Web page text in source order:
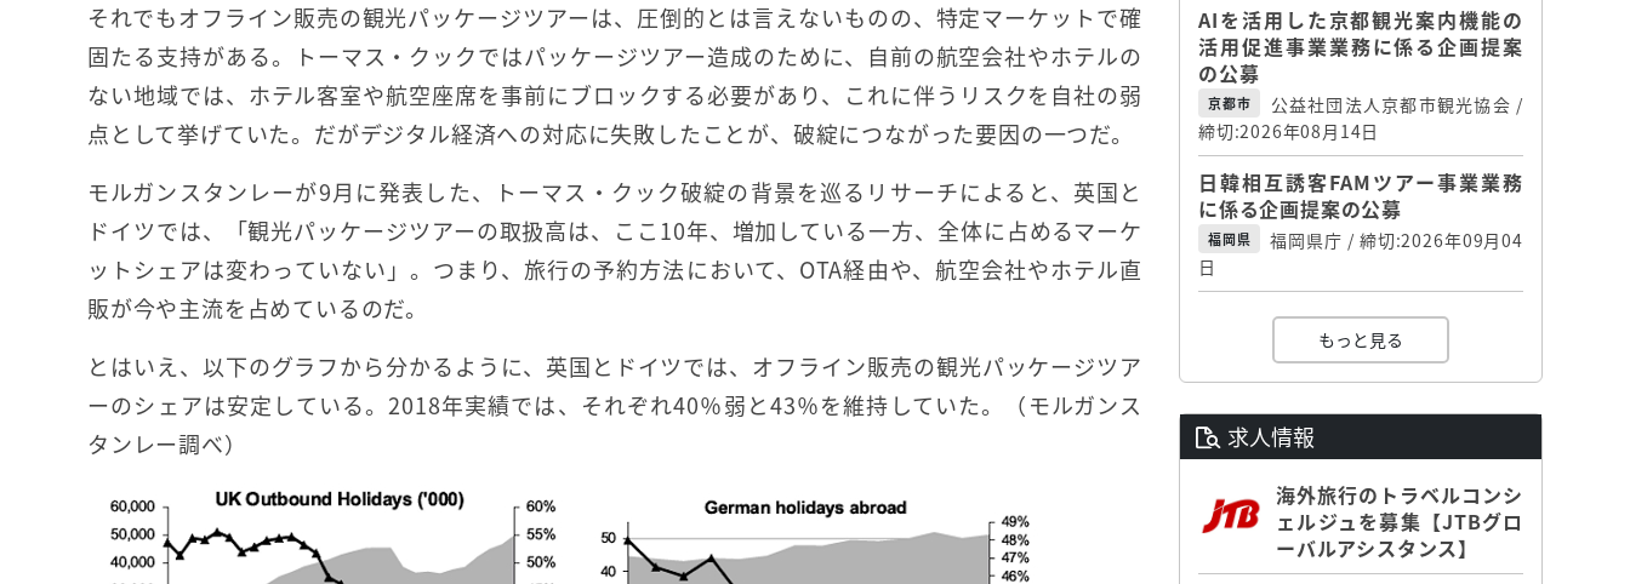
それでもオフライン販売の観光パッケージツアーは、圧倒的とは言えないものの、特定マーケットで確
固たる支持がある。トーマス・クックではパッケージツアー造成のために、自前の航空会社やホテルの
ない地域では、ホテル客室や航空座席を事前にブロックする必要があり、これに伴うリスクを自社の弱
点として挙げていた。だがデジタル経済への対応に失敗したことが、破綻につながった要因の一つだ。
モルガンスタンレーが9月に発表した、トーマス・クック破綻の背景を巡るリサーチによると、英国と
ドイツでは、「観光パッケージツアーの取扱高は、ここ10年、増加している一方、全体に占めるマーケ
ットシェアは変わっていない」。つまり、旅行の予約方法において、OTA経由や、航空会社やホテル直
販が今や主流を占めているのだ。
とはいえ、以下のグラフから分かるように、英国とドイツでは、オフライン販売の観光パッケージツア
ーのシェアは安定している。2018年実績では、それぞれ40％弱と43％を維持していた。（モルガンス
タンレー調べ）
AIを活用した京都観光案内機能の
活用促進事業業務に係る企画提案
の公募
京都市
公益社団法人京都市観光協会 /
締切:2026年08月14日
日韓相互誘客FAMツアー事業業務
に係る企画提案の公募
福岡県
福岡県庁 / 締切:2026年09月04
日
もっと見る
求人情報
海外旅行のトラベルコンシ
ェルジュを募集【JTBグロ
ーバルアシスタンス】